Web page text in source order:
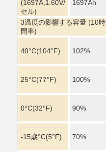
(1697A,1.60V/
セル)
1697Ah
3温度の影響する容量 (10時
間率)
40°C(104°F) 102%
25°C(77°F) 100%
0°C(32°F) 90%
-15歳°C(5°F) 70%